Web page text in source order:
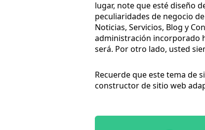
lugar, note que esté diseño
peculiaridades de negocio
Noticias, Servicios, Blog y
administración incorporado
será. Por otro lado, usted
Recuerde que este tema de
constructor de sitio web